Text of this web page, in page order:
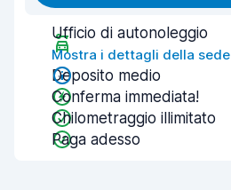
Ufficio di autonoleggio
Mostra i dettagli della sede
Deposito medio
Conferma immediata!
Chilometraggio illimitato
Paga adesso